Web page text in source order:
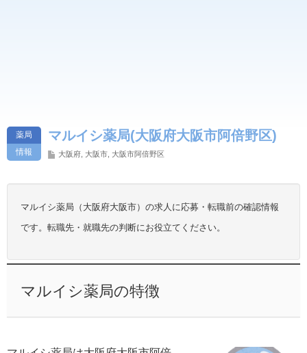
薬局
情報
マルイシ薬局(大阪府大阪市阿倍野区)
大阪府 大阪市 大阪市阿倍野区
マルイシ薬局（大阪府大阪市）の求人に応募・転職前の確認情報
です。転職先・就職先の判断にお役立てください。
マルイシ薬局の特徴